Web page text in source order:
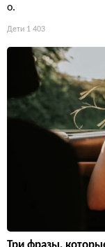
о.
Дети 1 403